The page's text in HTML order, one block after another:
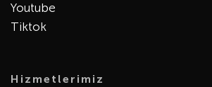
Youtube
Tiktok
Hizmetlerimiz